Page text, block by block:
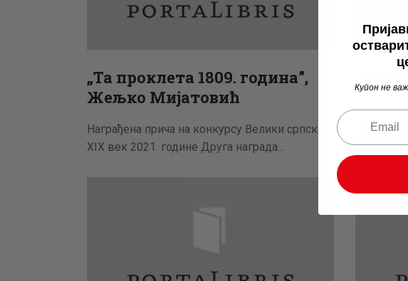
„Та проклета 1809. година”,
Жељко Мијатовић
Награђена прича на конкурсу Велики српски
XIX век 2021. године Друга награда…
XIX век
Купон не